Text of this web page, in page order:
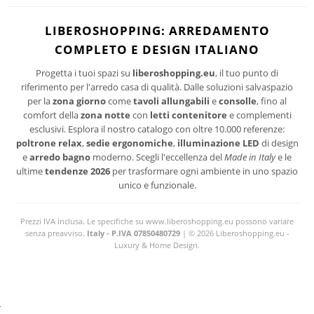
I suoi dati personali verranno trattati per le finalità connesse all'invio delle newsletter.
Per maggiori informazioni sul trattamento dei dati personali consultare la privacy policy
LIBEROSHOPPING: ARREDAMENTO
COMPLETO E DESIGN ITALIANO
Progetta i tuoi spazi su liberoshopping.eu, il tuo punto di
riferimento per l'arredo casa di qualità. Dalle soluzioni salvaspazio
per lazona giornocometavoli allungabili econsolle, fino al
comfort dellazona notte con letti contenitore e complementi
esclusivi. Esplora il nostro catalogo con oltre 10.000 referenze:
poltrone relax,sedie ergonomiche, illuminazione LED di design
earredo bagno moderno. Scegli l'eccellenza delMade in Italye le
ultimetendenze 2026 per trasformare ogni ambiente in uno spazio
unico e funzionale.
Prezzi IVA inclusa. Le specifiche su www.liberoshopping.eu possono variare
senza preavviso. Italy - P.IVA 07850480729| © 2026 Liberoshopping.eu -
Luxury & Home Design.